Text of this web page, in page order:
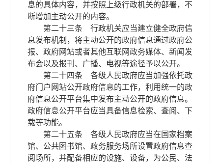
息的具体内容，并按照上级行政机关的部署，不
断增加主动公开的内容。
第二十三条 行政机关应当建立健全政府信
息发布机制，将主动公开的政府信息通过政府公
报、政府网站或者其他互联网政务媒体、新闻发
布会以及报刊、广播、电视等途径予以公开。
第二十四条 各级人民政府应当加强依托政
府门户网站公开政府信息的工作，利用统一的政
府信息公开平台集中发布主动公开的政府信息。
政府信息公开平台应当具备信息检索、查阅、下
载等功能。
第二十五条 各级人民政府应当在国家档案
馆、公共图书馆、政务服务场所设置政府信息查
阅场所，并配备相应的设施、设备，为公民、法